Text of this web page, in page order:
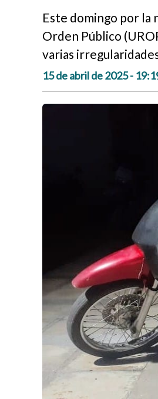
Este domingo por la
Orden Público
varias
15 de abril de 2025 -